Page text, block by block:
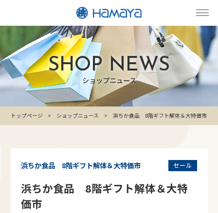
SHOP NEWS
ショップニュース
トップページ ショップニュース 浜ちか食品 8階ギフト解体＆大特価市
セール
浜ちか食品 8階ギフト解体＆大特価市
浜ちか食品 8階ギフト解体＆大特
価市